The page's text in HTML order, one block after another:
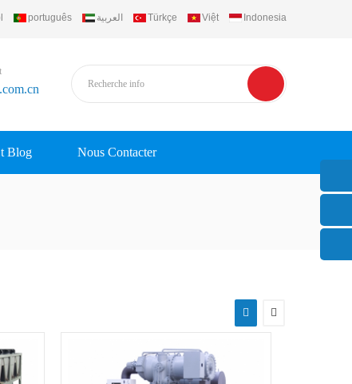
português العربية Türkçe Việt Indonesia
Blog Nous Contacter